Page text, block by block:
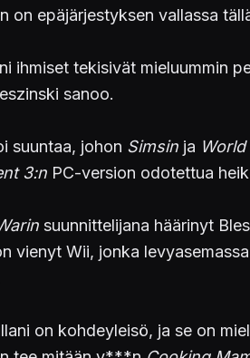
on epäjärjestyksen vallassa
ihmiset tekisivät mieluummin
sanoo.
suuntaa, johon Simsin ja
3:n PC-version odotettua
suunnittelijana häärinyt
vienyt Wii, jonka
on kohdeyleisö, ja se on